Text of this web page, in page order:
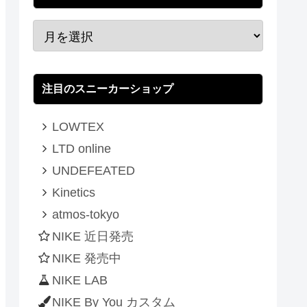
注目のスニーカーショップ
LOWTEX
LTD online
UNDEFEATED
Kinetics
atmos-tokyo
NIKE 近日発売
NIKE 発売中
NIKE LAB
NIKE By You カスタム